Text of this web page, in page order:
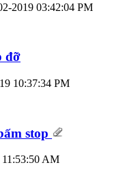
2019 03:42:04 PM
đỡ
10:37:34 PM
stop
11:53:50 AM